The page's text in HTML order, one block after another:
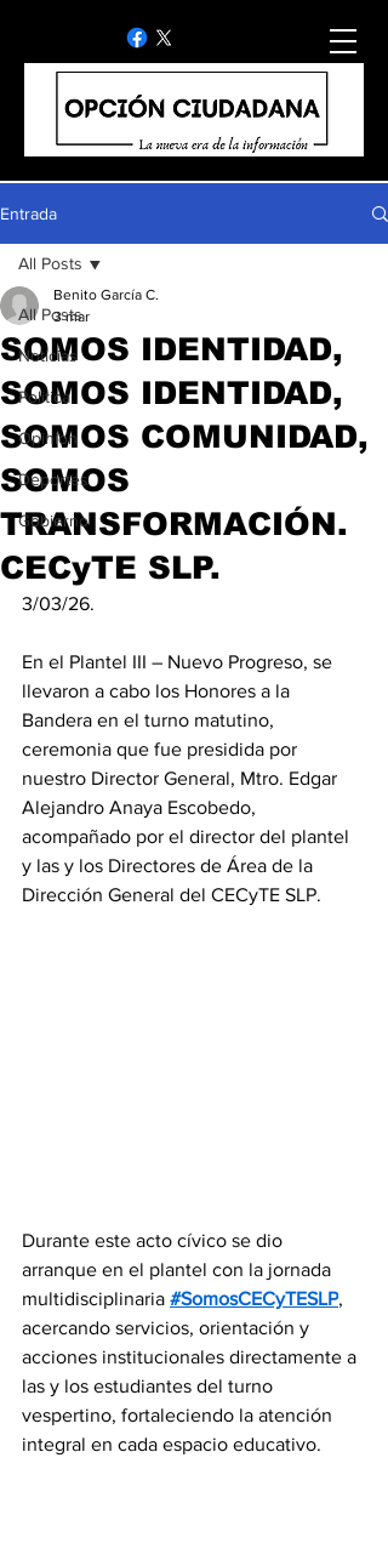
Entrada
All Posts
Noticias
Politica
Opinion
Deportes
Gobierno
All Posts
SOMOS IDENTIDAD,
SOMOS IDENTIDAD,
SOMOS COMUNIDAD,
SOMOS
TRANSFORMACIÓN.
CECyTE SLP.
Benito García C.
3 mar
3/03/26.
En el Plantel III – Nuevo Progreso, se
llevaron a cabo los Honores a la
Bandera en el turno matutino,
ceremonia que fue presidida por
nuestro Director General, Mtro. Edgar
Alejandro Anaya Escobedo,
acompañado por el director del plantel
y las y los Directores de Área de la
Dirección General del CECyTE SLP.
Durante este acto cívico se dio
arranque en el plantel con la jornada
multidisciplinaria #SomosCECyTESLP,
acercando servicios, orientación y
acciones institucionales directamente a
las y los estudiantes del turno
vespertino, fortaleciendo la atención
integral en cada espacio educativo.